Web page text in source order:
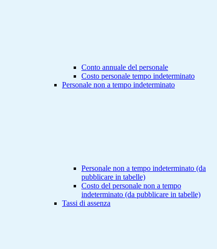
Conto annuale del personale
Costo personale tempo indeterminato
Personale non a tempo indeterminato
Personale non a tempo indeterminato (da
pubblicare in tabelle)
Costo del personale non a tempo
indeterminato (da pubblicare in tabelle)
Tassi di assenza